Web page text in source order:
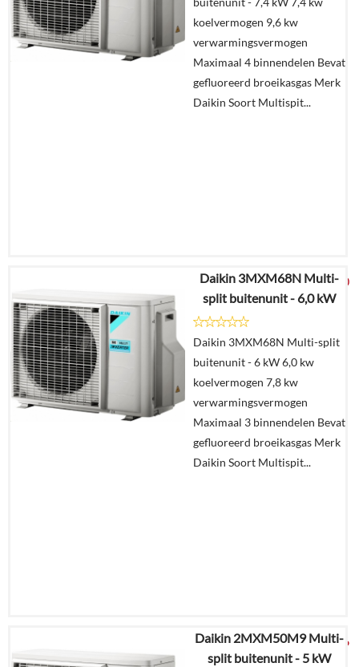
Offerte
aanvragen?
In
winkelmand
koelvermogen 9,6 kw
verwarmingsvermogen
Maximaal 4 binnendelen Bevat
gefluoreerd broeikasgas Merk
Daikin Soort Multispit...
€ 5.045,70
Offerte
aanvragen?
In
winkelmand
Daikin 3MXM68N Multi-
split buitenunit - 6,0 kW
Daikin 3MXM68N Multi-split
buitenunit - 6 kW 6,0 kw
koelvermogen 7,8 kw
verwarmingsvermogen
Maximaal 3 binnendelen Bevat
gefluoreerd broeikasgas Merk
Daikin Soort Multispit...
€3.758,26
Daikin 2MXM50M9 Multi-
split buitenunit - 5 kW